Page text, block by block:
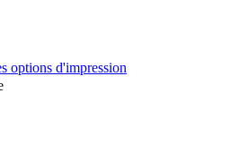
options d'impression